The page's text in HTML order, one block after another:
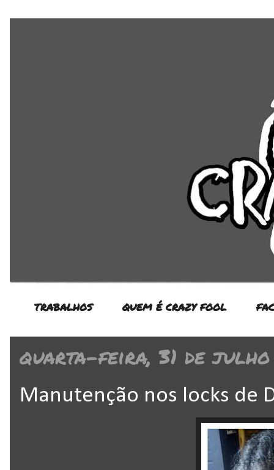
TRABALHOS QUEM É CRAZY FOOL
quarta-feira, 31 de julho
Manutenção nos locks de